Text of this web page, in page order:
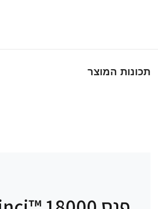
תכונות המוצר